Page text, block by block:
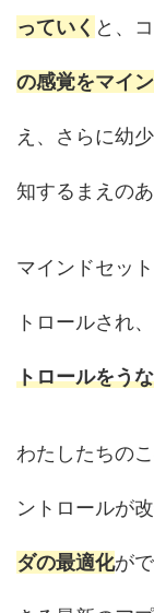
っていく と、
の感覚をマイ
え、さらに幼
知するまえの
マインドセッ
トロールされ、
トロールをう
わたしたちの
ントロールが
ダの最適化が